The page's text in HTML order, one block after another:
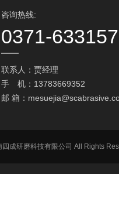
咨询热线:
0371-
联系人：贾经理
手 机：13783669352
邮 箱：
四成研磨科技有限公司 All Rights